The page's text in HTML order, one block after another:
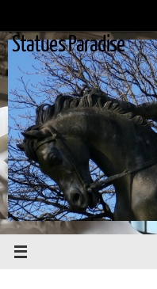
contenu
Statues Paradise